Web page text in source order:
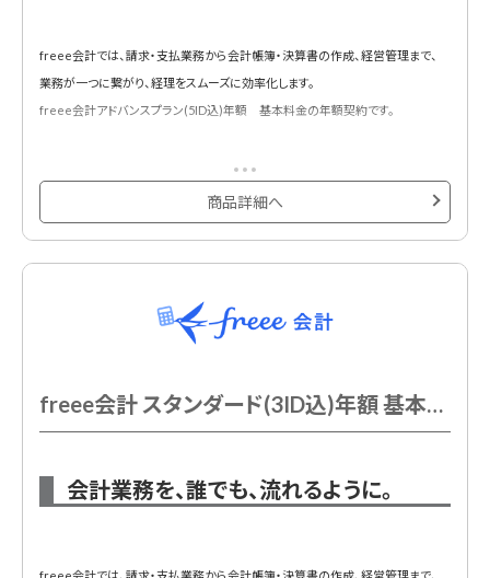
freee会計では、請求・支払業務から会計帳簿・決算書の作成、経営管理まで、
業務が一つに繋がり、経理をスムーズに効率化します。
freee会計アドバンスプラン(5ID込)年額 基本料金の年額契約です。
商品詳細へ
freee会計 スタンダード(3ID込)年額 基本料金
会計業務を、誰でも、流れるように。
freee会計では、請求・支払業務から会計帳簿・決算書の作成、経営管理まで、